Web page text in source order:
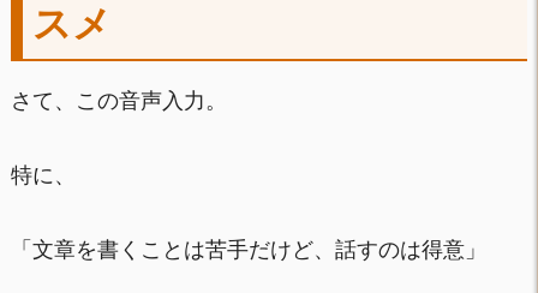
スメ
さて、この音声入力。
特に、
「文章を書くことは苦手だけど、話すのは得意」